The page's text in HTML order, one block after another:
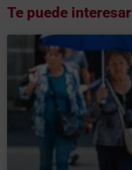
Te puede interesar